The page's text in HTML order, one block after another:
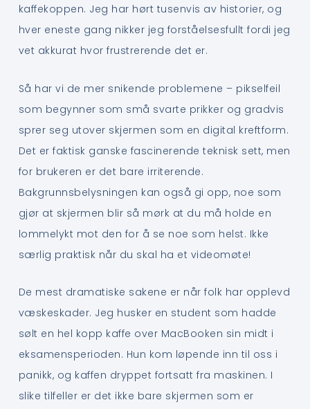
kaffekoppen. Jeg har hørt tusenvis av historier, og
hver eneste gang nikker jeg forståelsesfullt fordi jeg
vet akkurat hvor frustrerende det er.
Så har vi de mer snikende problemene – pikselfeil
som begynner som små svarte prikker og gradvis
sprer seg utover skjermen som en digital kreftform.
Det er faktisk ganske fascinerende teknisk sett, men
for brukeren er det bare irriterende.
Bakgrunnsbelysningen kan også gi opp, noe som
gjør at skjermen blir så mørk at du må holde en
lommelykt mot den for å se noe som helst. Ikke
særlig praktisk når du skal ha et videomøte!
De mest dramatiske sakene er når folk har opplevd
væskeskader. Jeg husker en student som hadde
sølt en hel kopp kaffe over MacBooken sin midt i
eksamensperioden. Hun kom løpende inn til oss i
panikk, og kaffen dryppet fortsatt fra maskinen. I
slike tilfeller er det ikke bare skjermen som er